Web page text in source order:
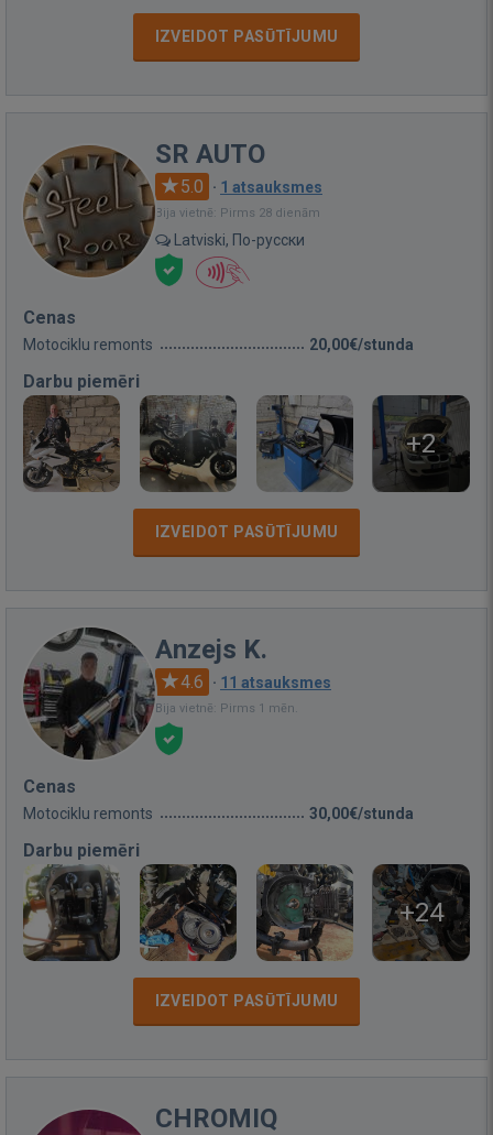
IZVEIDOT PASŪTĪJUMU
SR AUTO
5.0 · 1 atsauksmes
Bija vietnē: Pirms 28 dienām
Latviski, По-русски
Cenas
Motociklu remonts 20,00€/stunda
Darbu piemēri
+2
IZVEIDOT PASŪTĪJUMU
Anzejs K.
4.6 · 11 atsauksmes
Bija vietnē: Pirms 1 mēn.
Cenas
Motociklu remonts 30,00€/stunda
Darbu piemēri
+24
IZVEIDOT PASŪTĪJUMU
CHROMIQ